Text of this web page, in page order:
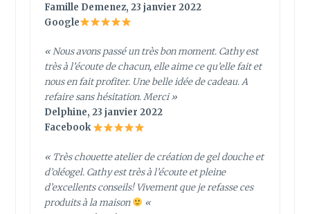
Famille Demenez, 23 janvier 2022
Google
« Nous avons passé un très bon moment. Cathy est
très à l’écoute de chacun, elle aime ce qu’elle fait et
nous en fait profiter. Une belle idée de cadeau. A
refaire sans hésitation. Merci »
Delphine, 23 janvier 2022
Facebook
« Très chouette atelier de création de gel douche et
d’oléogel. Cathy est très à l’écoute et pleine
d’excellents conseils! Vivement que je refasse ces
produits à la maison
«